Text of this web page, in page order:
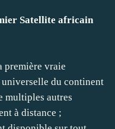
Satellite africain
première vraie
universelle du continent
multiples autres
à distance ;